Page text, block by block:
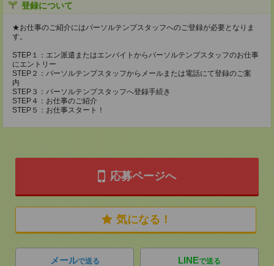
登録について
★お仕事のご紹介にはパーソルテンプスタッフへのご登録が必要となりま
す。
STEP１：エン派遣またはエンバイトからパーソルテンプスタッフのお仕事
にエントリー
STEP２：パーソルテンプスタッフからメールまたは電話にて登録のご案
内
STEP３：パーソルテンプスタッフへ登録手続き
STEP４：お仕事のご紹介
STEP５：お仕事スタート！
応募ページへ
気になる！
メールで送る LINEで送る